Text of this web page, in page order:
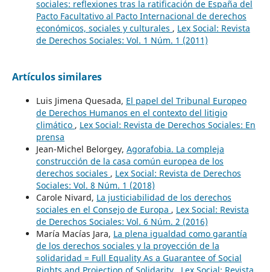
sociales: reflexiones tras la ratificación de España del
Pacto Facultativo al Pacto Internacional de derechos
económicos, sociales y culturales , Lex Social: Revista
de Derechos Sociales: Vol. 1 Núm. 1 (2011)
Artículos similares
Luis Jimena Quesada, El papel del Tribunal Europeo
de Derechos Humanos en el contexto del litigio
climático , Lex Social: Revista de Derechos Sociales: En
prensa
Jean-Michel Belorgey, Agorafobia. La compleja
construcción de la casa común europea de los
derechos sociales , Lex Social: Revista de Derechos
Sociales: Vol. 8 Núm. 1 (2018)
Carole Nivard, La justiciabilidad de los derechos
sociales en el Consejo de Europa , Lex Social: Revista
de Derechos Sociales: Vol. 6 Núm. 2 (2016)
María Macías Jara, La plena igualdad como garantía
de los derechos sociales y la proyección de la
solidaridad = Full Equality As a Guarantee of Social